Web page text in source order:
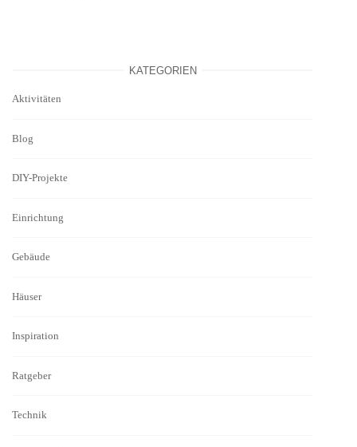
KATEGORIEN
Aktivitäten
Blog
DIY-Projekte
Einrichtung
Gebäude
Häuser
Inspiration
Ratgeber
Technik